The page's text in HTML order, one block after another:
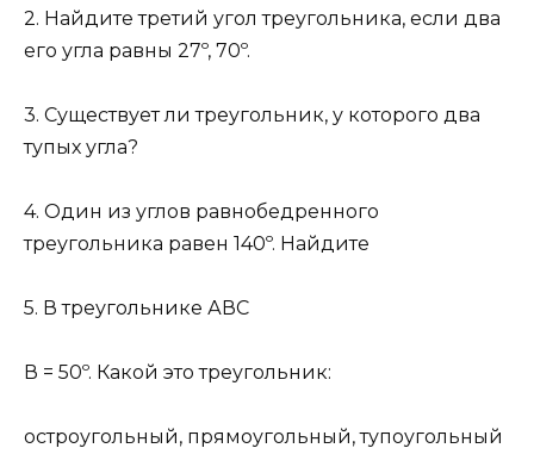
2. Найдите третий угол треугольника, если два
его угла равны 27º, 70º.
3. Существует ли треугольник, у которого два
тупых угла?
4. Один из углов равнобедренного
треугольника равен 140º. Найдите
5. В треугольнике АВС
В = 50º. Какой это треугольник:
остроугольный, прямоугольный, тупоугольный